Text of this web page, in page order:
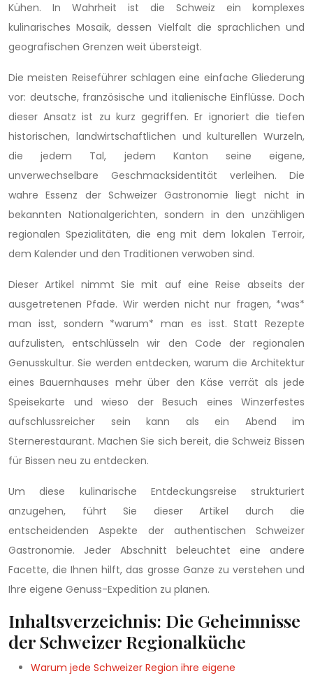
Kühen. In Wahrheit ist die Schweiz ein komplexes
kulinarisches Mosaik, dessen Vielfalt die sprachlichen und
geografischen Grenzen weit übersteigt.
Die meisten Reiseführer schlagen eine einfache Gliederung
vor: deutsche, französische und italienische Einflüsse. Doch
dieser Ansatz ist zu kurz gegriffen. Er ignoriert die tiefen
historischen, landwirtschaftlichen und kulturellen Wurzeln,
die jedem Tal, jedem Kanton seine eigene,
unverwechselbare Geschmacksidentität verleihen. Die
wahre Essenz der Schweizer Gastronomie liegt nicht in
bekannten Nationalgerichten, sondern in den unzähligen
regionalen Spezialitäten, die eng mit dem lokalen Terroir,
dem Kalender und den Traditionen verwoben sind.
Dieser Artikel nimmt Sie mit auf eine Reise abseits der
ausgetretenen Pfade. Wir werden nicht nur fragen, *was*
man isst, sondern *warum* man es isst. Statt Rezepte
aufzulisten, entschlüsseln wir den Code der regionalen
Genusskultur. Sie werden entdecken, warum die Architektur
eines Bauernhauses mehr über den Käse verrät als jede
Speisekarte und wieso der Besuch eines Winzerfestes
aufschlussreicher sein kann als ein Abend im
Sternerestaurant. Machen Sie sich bereit, die Schweiz Bissen
für Bissen neu zu entdecken.
Um diese kulinarische Entdeckungsreise strukturiert
anzugehen, führt Sie dieser Artikel durch die
entscheidenden Aspekte der authentischen Schweizer
Gastronomie. Jeder Abschnitt beleuchtet eine andere
Facette, die Ihnen hilft, das grosse Ganze zu verstehen und
Ihre eigene Genuss-Expedition zu planen.
Inhaltsverzeichnis: Die Geheimnisse
der Schweizer Regionalküche
Warum jede Schweizer Region ihre eigene